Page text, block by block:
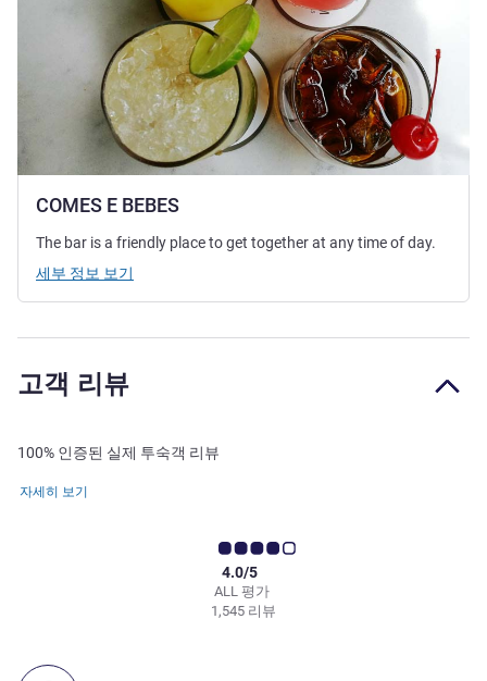
COMES E BEBES
The bar is a friendly place to get together at any time of day.
세부 정보 보기
고객 리뷰
100% 인증된 실제 투숙객 리뷰
자세히 보기
ALL 평가
4.0/5
1,545 리뷰